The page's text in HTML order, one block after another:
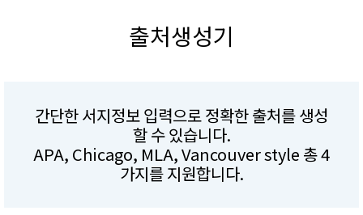
출처생성기
간단한 서지정보 입력으로 정확한 출처를 생성
할 수 있습니다.
APA, Chicago, MLA, Vancouver style 총 4
가지를 지원합니다.